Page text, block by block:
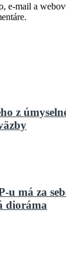
e-mail a
z
u má za
dioráma